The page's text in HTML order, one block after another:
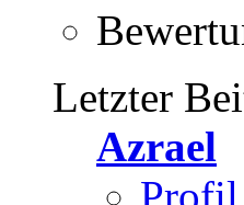
Letzter
Azrael